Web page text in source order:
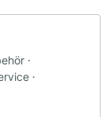
·
·